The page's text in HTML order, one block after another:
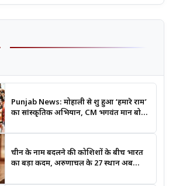
Punjab News: मोहाली से शुरू हुआ ‘हमारे राम’
का सांस्कृतिक अभियान, CM भगवंत मान बोले-
चीन के नाम बदलने की कोशिशों के बीच भारत
का बड़ा कदम, अरुणाचल के 27 स्थान अब